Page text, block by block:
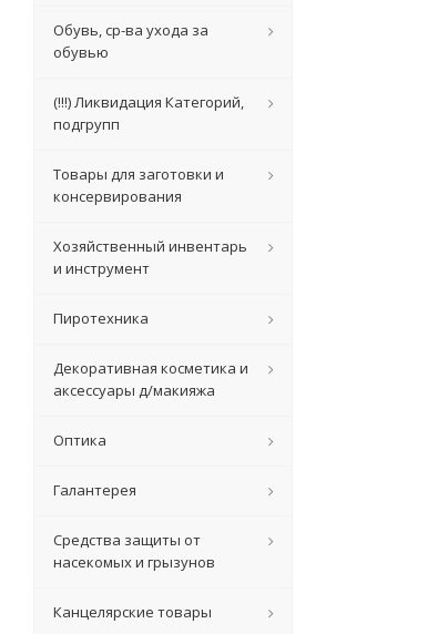
Обувь, ср-ва ухода за
обувью
(!!!) Ликвидация Категорий,
подгрупп
Товары для заготовки и
консервирования
Хозяйственный инвентарь
и инструмент
Пиротехника
Декоративная косметика и
аксессуары д/макияжа
Оптика
Галантерея
Средства защиты от
насекомых и грызунов
Канцелярские товары